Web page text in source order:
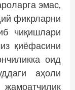
эмас,
фикрларни
чиқишлари
қиёфасини
оид
аҳоли